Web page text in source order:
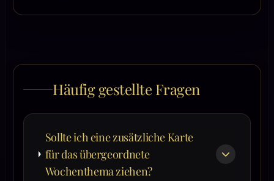
Häufig gestellte Fragen
Sollte ich eine zusätzliche Karte
für das übergeordnete
Wochenthema ziehen?